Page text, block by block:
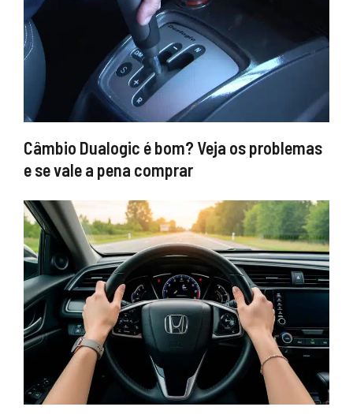
Câmbio Dualogic é bom? Veja os problemas
e se vale a pena comprar